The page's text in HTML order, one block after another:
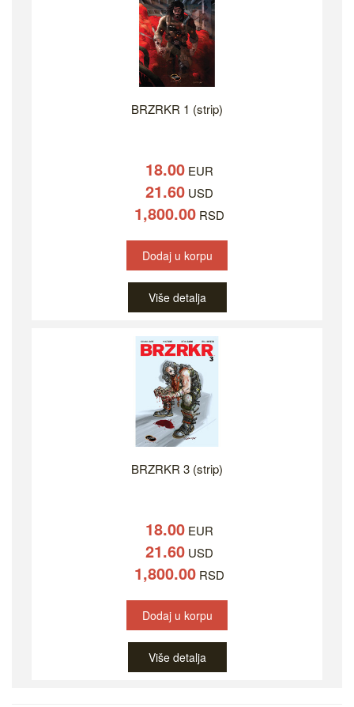
BRZRKR 1 (strip)
18.00EUR
21.60USD
1,800.00RSD
Dodaj u korpu
Više detalja
BRZRKR 3 (strip)
18.00EUR
21.60USD
1,800.00RSD
Dodaj u korpu
Više detalja